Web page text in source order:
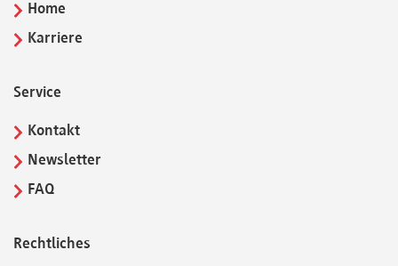
Home
Karriere
Service
Kontakt
Newsletter
FAQ
Rechtliches